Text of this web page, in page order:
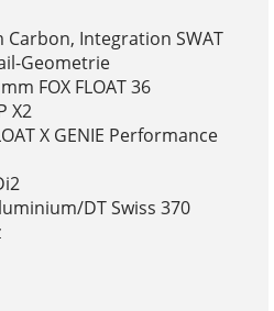
Carbon, Integration SWAT
Geometrie
FOX FLOAT 36
X2
X GENIE Performance
DT Swiss 370